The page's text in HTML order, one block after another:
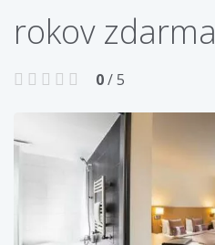
rokov zdarma
0/ 5